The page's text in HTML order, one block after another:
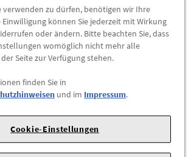
Fahrzeuge mit den Motorisierungen 35
kW), 40 TFSI/2.0 TFSI (140 kW), 40
kW), 45 TFSI/2.0 TFSI (183 kW), 45
2.0 TDI (110 kW), 35 TDI / 2.0 TDI (120
kW), 50 TDI/3.0 TDI (210 kW), 3.0 TDI (251
verwenden zu dürfen, benötigen wir Ihre
können Sie jederzeit mit Wirkung
oder ändern. Bitte beachten Sie, dass
womöglich nicht mehr alle
Seite zur Verfügung stehen.
finden Sie in
und im Impressum.
Cookie-Einstellungen